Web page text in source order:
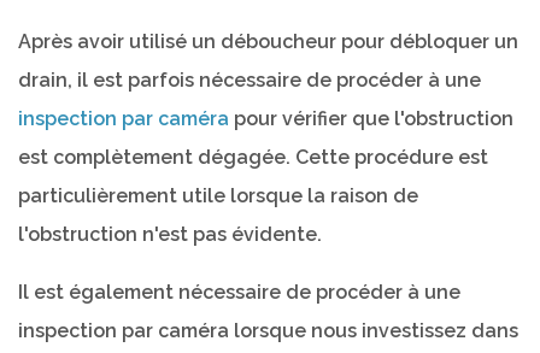
Après avoir utilisé un déboucheur pour débloquer un
drain, il est parfois nécessaire de procéder à une
inspection par caméra pour vérifier que l'obstruction
est complètement dégagée. Cette procédure est
particulièrement utile lorsque la raison de
l'obstruction n'est pas évidente.
Il est également nécessaire de procéder à une
inspection par caméra lorsque nous investissez dans